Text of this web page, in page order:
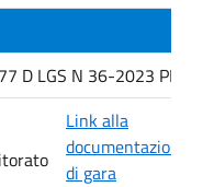
D LGS N 36-2023 PER
Link alla
documentazione
di gara